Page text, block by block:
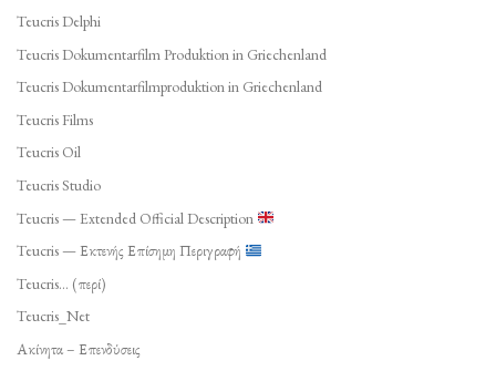
Teucris Delphi
Teucris Dokumentarfilm Produktion in Griechenland
Teucris Dokumentarfilmproduktion in Griechenland
Teucris Films
Teucris Oil
Teucris Studio
Teucris — Extended Official Description
Teucris — Εκτενής Επίσημη Περιγραφή
Teucris… (περί)
Teucris_Net
Ακίνητα – Επενδύσεις